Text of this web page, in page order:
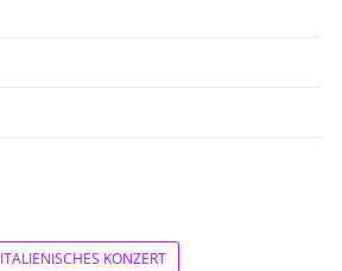
ITALIENISCHES KONZERT